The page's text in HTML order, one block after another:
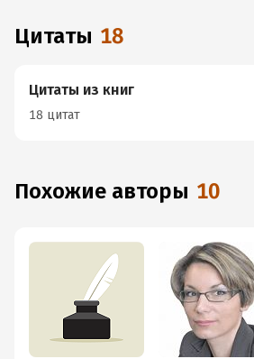
Цитаты 18
Цитаты из книг
18 цитат
Похожие авторы 10